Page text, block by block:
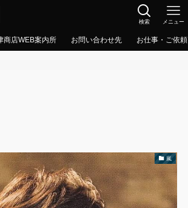
検索 メニュー
商店WEB案内所 お問い合わせ先 お仕事・ご依
嵐